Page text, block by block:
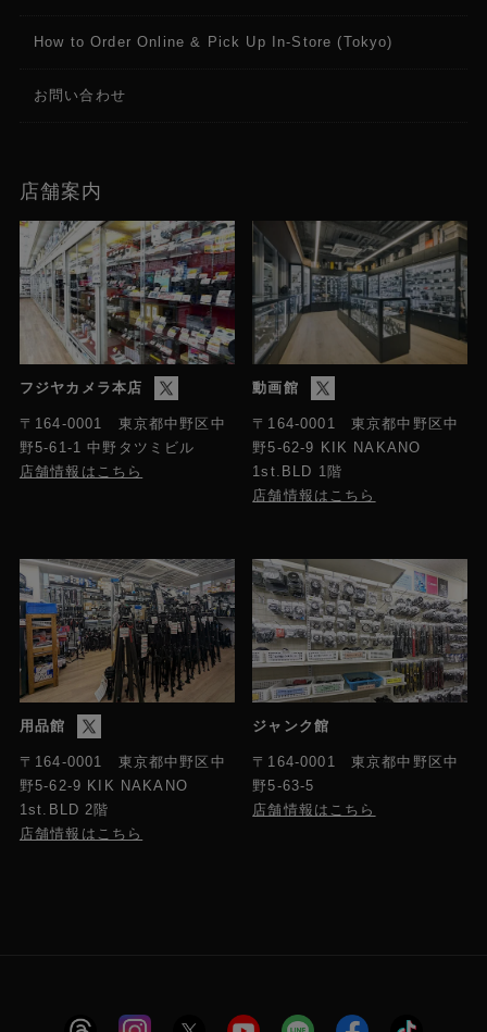
How to Order Online & Pick Up In-Store (Tokyo)
お問い合わせ
店舗案内
フジヤカメラ本店
〒164-0001 東京都中野区中
野5-61-1 中野タツミビル
店舗情報はこちら
動画館
〒164-0001 東京都中野区中
野5-62-9 KIK NAKANO
1st.BLD 1階
店舗情報はこちら
用品館
〒164-0001 東京都中野区中
野5-62-9 KIK NAKANO
1st.BLD 2階
店舗情報はこちら
ジャンク館
〒164-0001 東京都中野区中
野5-63-5
店舗情報はこちら